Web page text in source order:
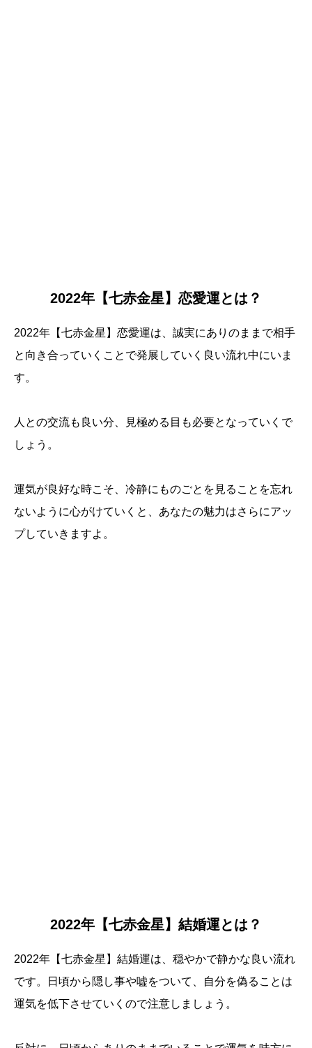
2022年【七赤金星】恋愛運とは？
2022年【七赤金星】恋愛運は、誠実にありのままで相手
と向き合っていくことで発展していく良い流れ中にいま
す。
人との交流も良い分、見極める目も必要となっていくで
しょう。
運気が良好な時こそ、冷静にものごとを見ることを忘れ
ないように心がけていくと、あなたの魅力はさらにアッ
プしていきますよ。
2022年【七赤金星】結婚運とは？
2022年【七赤金星】結婚運は、穏やかで静かな良い流れ
です。日頃から隠し事や嘘をついて、自分を偽ることは
運気を低下させていくので注意しましょう。